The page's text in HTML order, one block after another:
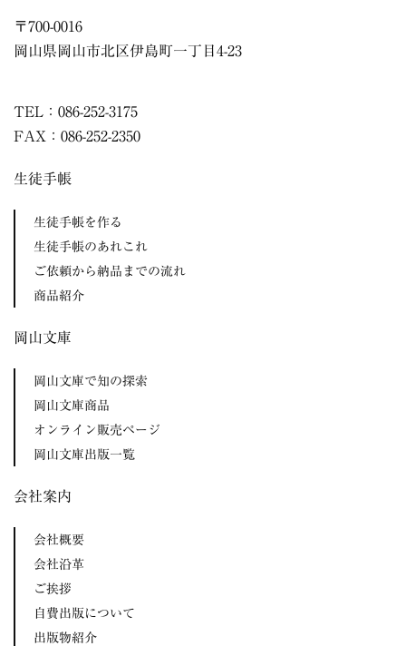
〒700-0016
岡山県 岡山市北区伊島町一丁目4-23
TEL：086-252-3175
FAX：086-252-2350
生徒手帳
生徒手帳を作る
生徒手帳のあれこれ
ご依頼から納品までの流れ
商品紹介
岡山文庫
岡山文庫で知の探索
岡山文庫商品
オンライン販売ページ
岡山文庫出版一覧
会社案内
会社概要
会社沿革
ご挨拶
自費出版について
出版物紹介